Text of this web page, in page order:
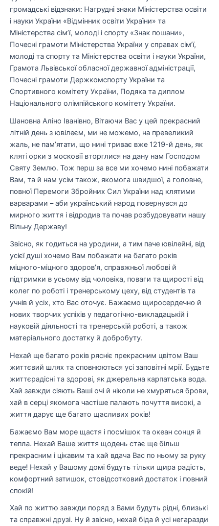
громадські відзнаки: Нагрудні знаки Міністерства освіти
і науки України «Відмінник освіти України» та
Міністерства сім’ї, молоді і спорту «Знак пошани»,
Почесні грамоти Міністерства України у справах сім’ї,
молоді та спорту та Міністерства освіти і науки України,
Грамота Львівської обласної державної адміністрації,
Почесні грамоти Держкомспорту України та
Спортивного комітету України, Подяка та диплом
Національного олімпійського комітету України.
Шановна Аліно Іванівно, Вітаючи Вас у цей прекрасний
літній день з ювілеєм, ми не можемо, на превеликий
жаль, не пам’ятати, що нині триває вже 1219-й день, як
кляті орки з московії вторглися на дану нам Господом
Святу Землю. Тож перш за все ми хочемо нині побажати
Вам, та й нам усім також, якомога швидшої, а головне,
повної Перемоги Збройних Сил України над клятими
варварами – аби український народ повернувся до
мирного життя і відродив та почав розбудовувати нашу
Вільну Державу!
Звісно, як годиться на уродини, а тим паче ювілейні, від
усієї душі хочемо Вам побажати на багато років
міцного-міцного здоров’я, справжньої любові й
підтримки в усьому від чоловіка, поваги та щирості від
колег по роботі і тренерському цеху, від студентів та
учнів й усіх, хто Вас оточує. Бажаємо щиросердечно й
нових творчих успіхів у педагогічно-викладацькій і
науковій діяльності та тренерській роботі, а також
матеріального достатку й добробуту.
Нехай ще багато років рясніє прекрасним цвітом Ваш
життєвий шлях та сповнюються усі заповітні мрії. Будьте
життєрадісні та здорові, як джерельна карпатська вода.
Хай завжди сіяють Ваші очі й ніколи не хмуряться брови,
хай в серці якомога частіше палають почуття високі, а
життя дарує ще багато щасливих років!
Бажаємо Вам море щастя і посмішок та океан сонця й
тепла. Нехай Ваше життя щодень стає ще більш
прекрасним і цікавим та хай вдача Вас по ньому за руку
веде! Нехай у Вашому домі будуть тільки щира радість,
комфортний затишок, стовідсотковий достаток і повний
спокій!
Хай по життю завжди поряд з Вами будуть рідні, близькі
та справжні друзі. Ну й звісно, нехай біда й усі негаразди